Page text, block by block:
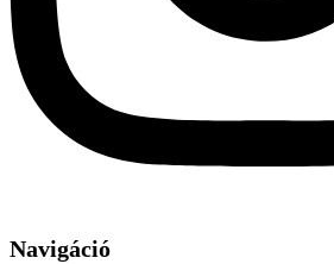
Navigáció